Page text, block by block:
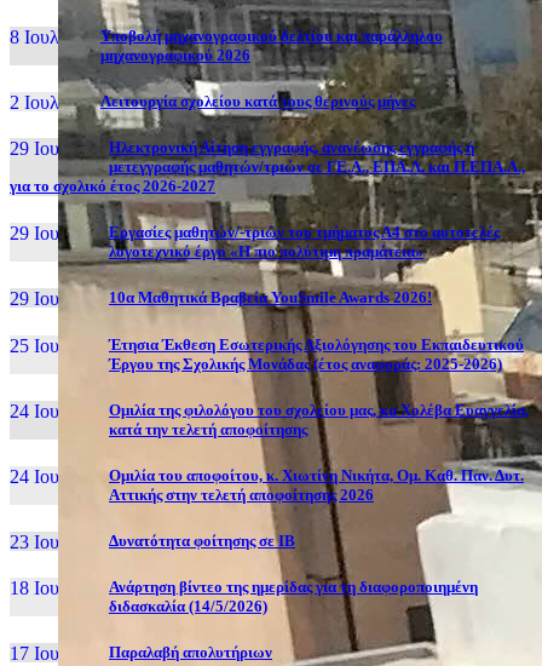
8 Ιουλ, 26
Υποβολή μηχανογραφικού δελτίου και παράλληλου
μηχανογραφικού 2026
2 Ιουλ, 26 Λειτουργία σχολείου κατά τους θερινούς μήνες
29 Ιουν, 26
Ηλεκτρονική Αίτηση εγγραφής, ανανέωσης εγγραφής ή
μετεγγραφής μαθητών/τριών σε ΓΕ.Λ., ΕΠΑ.Λ. και Π.ΕΠΑ.Λ.,
για το σχολικό έτος 2026-2027
29 Ιουν, 26
Εργασίες μαθητών/-τριών του τμήματος Α4 στο αυτοτελές
λογοτεχνικό έργο «Η πιο πολύτιμη πραμάτεια»
29 Ιουν, 26 10α Μαθητικά Βραβεία YouSmile Awards 2026!
25 Ιουν, 26
Έτησια Έκθεση Εσωτερικής Αξιολόγησης του Εκπαιδευτικού
Έργου της Σχολικής Μονάδας (έτος αναφοράς: 2025-2026)
24 Ιουν, 26
Ομιλία της φιλολόγου του σχολείου μας, κα Χολέβα Ευαγγελία,
κατά την τελετή αποφοίτησης
24 Ιουν, 26
Ομιλία του αποφοίτου, κ. Χιωτίνη Νικήτα, Ομ. Καθ. Παν. Δυτ.
Αττικής στην τελετή αποφοίτησης 2026
23 Ιουν, 26 Δυνατότητα φοίτησης σε ΙΒ
18 Ιουν, 26
Ανάρτηση βίντεο της ημερίδας για τη διαφοροποιημένη
διδασκαλία (14/5/2026)
17 Ιουν, 26 Παραλαβή απολυτήριων